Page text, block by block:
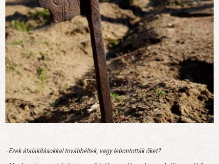
- Ezek átalakításokkal továbbéltek, vagy lebontották őket?